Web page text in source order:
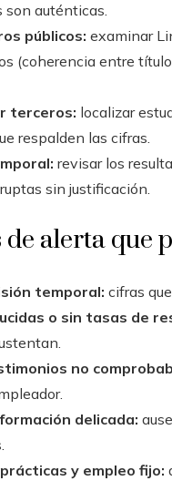
auténticas.
públicos: examinar
(coherencia entre
terceros: localizar
respalden las cifras.
revisar los
sin justificación.
alerta que
temporal: cifras
o sin tasas de
no
delicada:
y empleo fijo: